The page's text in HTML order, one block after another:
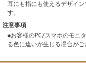
耳にも指にも使えるデザイ
す。
注意事項
◆お客様のPC/スマホのモニ
る色に違いが生じる場合がご